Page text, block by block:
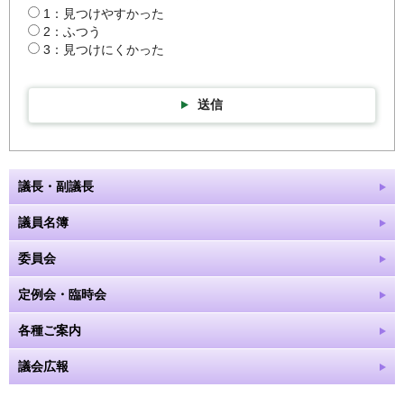
1：見つけやすかった
2：ふつう
3：見つけにくかった
送信
議長・副議長
議員名簿
委員会
定例会・臨時会
各種ご案内
議会広報